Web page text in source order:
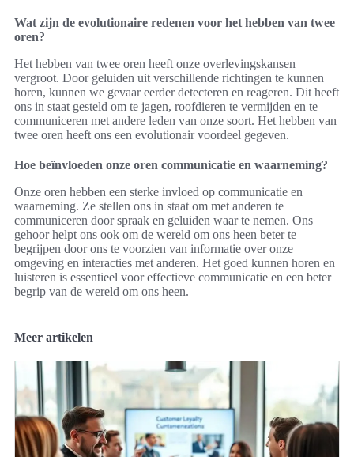
Wat zijn de evolutionaire redenen voor het hebben van twee
oren?
Het hebben van twee oren heeft onze overlevingskansen
vergroot. Door geluiden uit verschillende richtingen te kunnen
horen, kunnen we gevaar eerder detecteren en reageren. Dit heeft
ons in staat gesteld om te jagen, roofdieren te vermijden en te
communiceren met andere leden van onze soort. Het hebben van
twee oren heeft ons een evolutionair voordeel gegeven.
Hoe beïnvloeden onze oren communicatie en waarneming?
Onze oren hebben een sterke invloed op communicatie en
waarneming. Ze stellen ons in staat om met anderen te
communiceren door spraak en geluiden waar te nemen. Ons
gehoor helpt ons ook om de wereld om ons heen beter te
begrijpen door ons te voorzien van informatie over onze
omgeving en interacties met anderen. Het goed kunnen horen en
luisteren is essentieel voor effectieve communicatie en een beter
begrip van de wereld om ons heen.
Meer artikelen